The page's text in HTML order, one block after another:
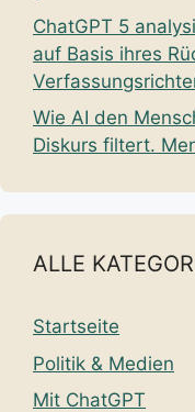
ChatGPT 5
auf Basis ihres
Wie AI den
Diskurs filtert.
ALLE
Startseite
Politik & Medien
Mit ChatGPT